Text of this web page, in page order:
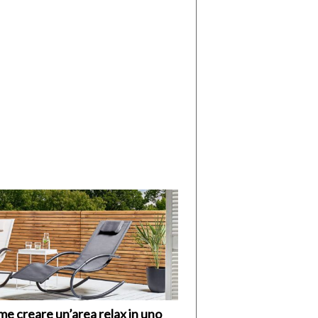
creare un’area relax in uno
di
I
Vespri